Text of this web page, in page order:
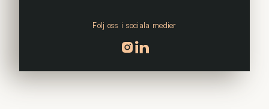
Följ oss i sociala medier
Följ oss på instagram
Följ oss på linkedin